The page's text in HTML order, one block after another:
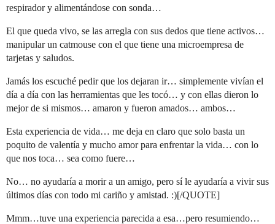
respirador y alimentándose con sonda…
El que queda vivo, se las arregla con sus dedos que tiene activos…
manipular un catmouse con el que tiene una microempresa de
tarjetas y saludos.
Jamás los escuché pedir que los dejaran ir… simplemente vivían el
día a día con las herramientas que les tocó… y con ellas dieron lo
mejor de si mismos… amaron y fueron amados… ambos…
Esta experiencia de vida… me deja en claro que solo basta un
poquito de valentía y mucho amor para enfrentar la vida… con lo
que nos toca… sea como fuere…
No… no ayudaría a morir a un amigo, pero sí le ayudaría a vivir sus
últimos días con todo mi cariño y amistad. :)[/QUOTE]
Mmm…tuve una experiencia parecida a esa…pero resumiendo…